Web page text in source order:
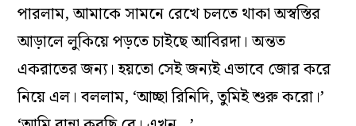
পারলাম, আমাকে সামনে রেখে চলতে থাকা অস্বস্তির
আড়ালে লুকিয়ে পড়তে চাইছে আবিরদা। অন্তত
একরাতের জন্য। হয়তো সেই জন্যই এভাবে জোর করে
নিয়ে এল। বললাম, ‘আচ্ছা রিনিদি, তুমিই শুরু করো।’